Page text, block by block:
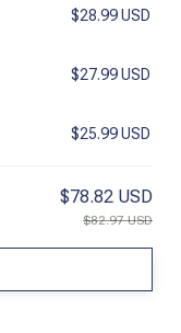
$28.99 USD
$27.99 USD
$25.99 USD
$78.82 USD
$82.97 USD